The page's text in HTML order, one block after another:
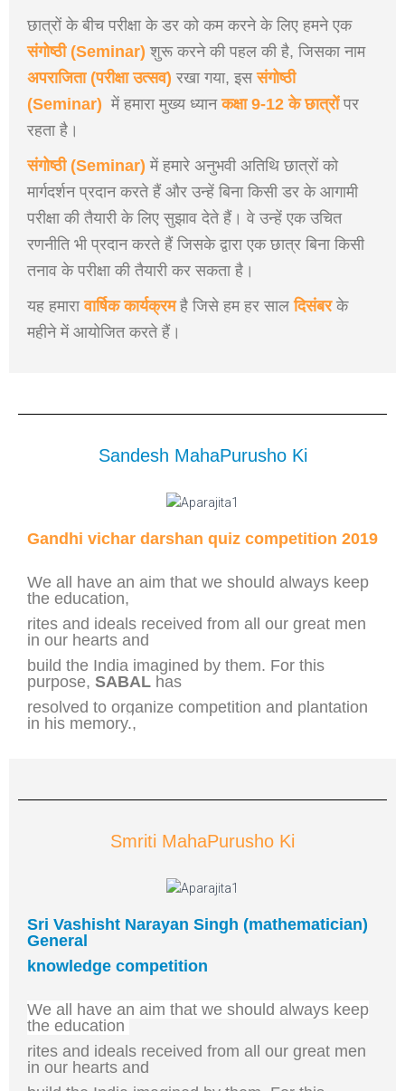
छात्रों के बीच परीक्षा के डर को कम करने के लिए हमने एक
संगोष्ठी (Seminar) शुरू करने की पहल की है, जिसका नाम
अपराजिता (परीक्षा उत्सव) रखा गया, इससंगोष्ठी
(Seminar) में हमारा मुख्य ध्यानकक्षा 9-12 के छात्रों पर
रहता है।
संगोष्ठी (Seminar) में हमारे अनुभवी अतिथि छात्रों को
मार्गदर्शन प्रदान करते हैं और उन्हें बिना किसी डर के आगामी
परीक्षा की तैयारी के लिए सुझाव देते हैं। वे उन्हें एक उचित
रणनीति भी प्रदान करते हैं जिसके द्वारा एक छात्र बिना किसी
तनाव के परीक्षा की तैयारी कर सकता है।
यह हमारावार्षिक कार्यक्रमहै जिसे हम हर सालदिसंबरके
महीने में आयोजित करते हैं।
Sandesh MahaPurusho Ki
Gandhi vichar darshan quiz competition 2019
We all have an aim that we should always keep
the education,
rites and ideals received from all our great men
in our hearts and
build the India imagined by them. For this
purpose, SABAL has
resolved to organize competition and plantation
in his memory.,
Smriti MahaPurusho Ki
Sri Vashisht Narayan Singh (mathematician)
General
knowledge competition
We all have an aim that we should always keep
the education
rites and ideals received from all our great men
in our hearts and